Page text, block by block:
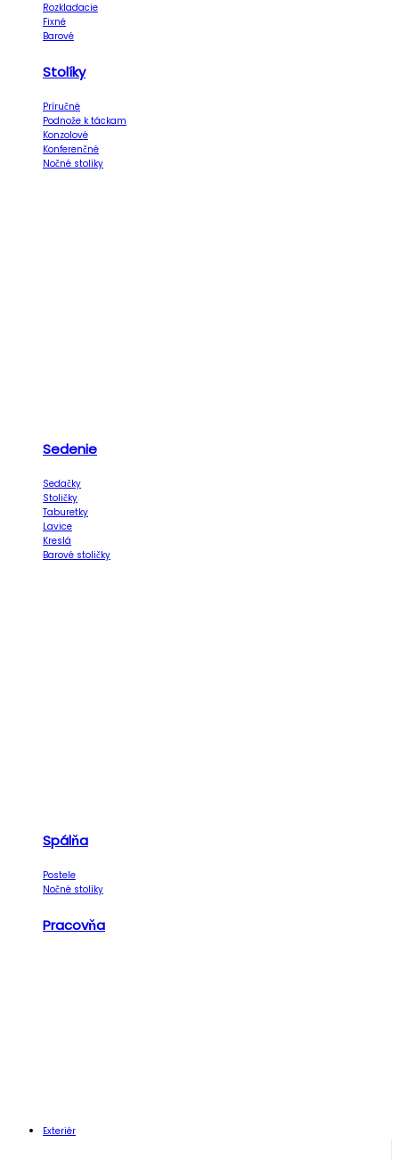
Rozkladacie
Fixné
Barové
Stolíky
Príručné
Podnože k táckam
Konzolové
Konferenčné
Nočné stolíky
Sedenie
Sedačky
Stoličky
Taburetky
Lavice
Kreslá
Barové stoličky
Spálňa
Postele
Nočné stolíky
Pracovňa
Exteriér